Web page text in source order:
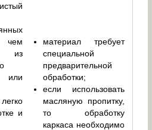
чем
и
материал требует
специальной
предварительной
обработки;
если использовать
масляную пропитку,
то обработку
каркаса необходимо